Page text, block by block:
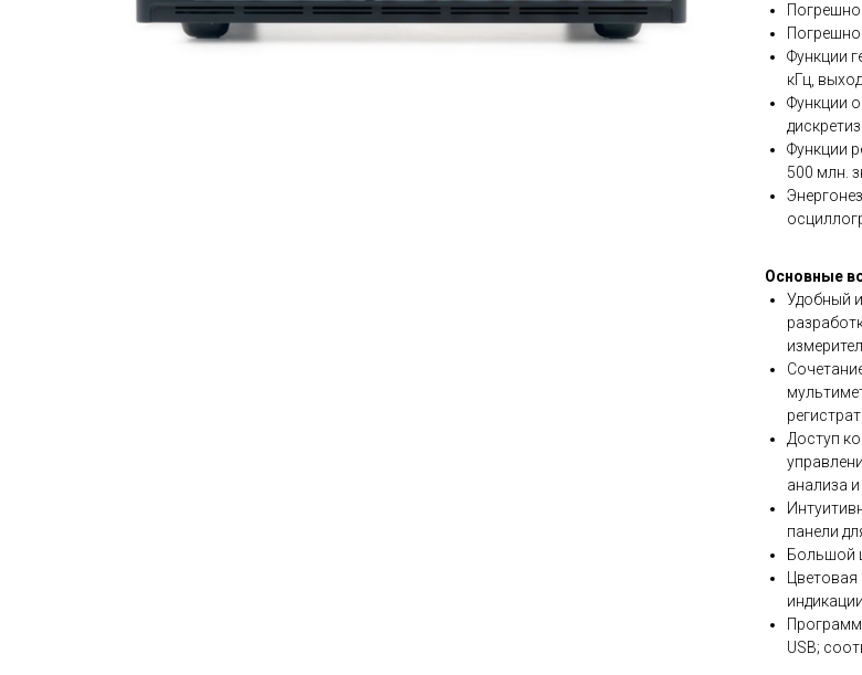
Функции
кГц,
Функции
Функции
500 млн.
Основные
Удобный
Доступ
анализа
панели
Большой
USB;